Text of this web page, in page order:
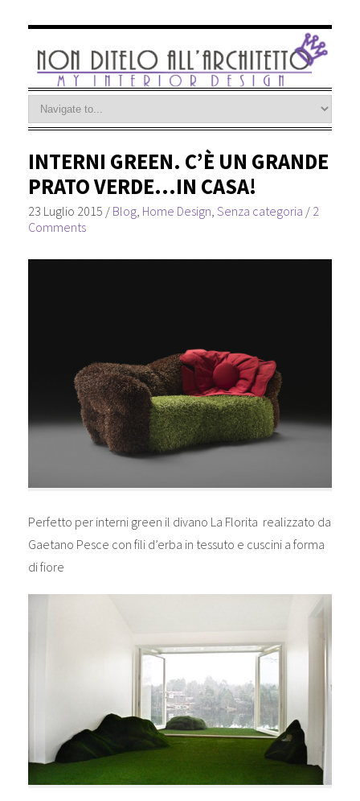
INTERNI GREEN. C’È UN GRANDE
PRATO VERDE…IN CASA!
23 Luglio 2015 / Blog, Home Design Senza categoria / 2
Comments
Perfetto per interni green il divano La Florita realizzato da
Gaetano Pesce con fili d’erba in tessuto e cuscini a forma
di fiore